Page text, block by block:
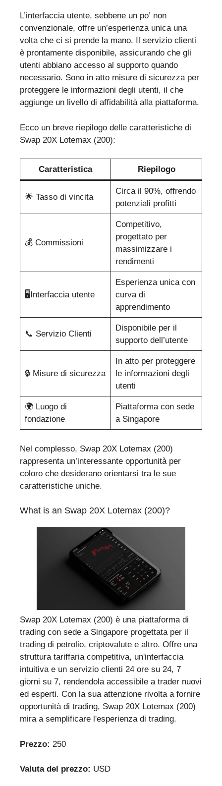
L’interfaccia utente, sebbene un po’ non
convenzionale, offre un’esperienza unica una
volta che ci si prende la mano. Il servizio clienti
è prontamente disponibile, assicurando che gli
utenti abbiano accesso al supporto quando
necessario. Sono in atto misure di sicurezza per
proteggere le informazioni degli utenti, il che
aggiunge un livello di affidabilità alla piattaforma.
Ecco un breve riepilogo delle caratteristiche di
Swap 20X Lotemax (200):
Caratteristica Riepilogo
🌟 Tasso di vincita
Circa il 90%, offrendo
potenziali profitti
💰 Commissioni
Competitivo,
progettato per
massimizzare i
rendimenti
🖥️Interfaccia utente
Esperienza unica con
curva di
apprendimento
📞 Servizio Clienti
Disponibile per il
supporto dell’utente
🔒 Misure di sicurezza
In atto per proteggere
le informazioni degli
utenti
🌍 Luogo di
fondazione
Piattaforma con sede
a Singapore
Nel complesso, Swap 20X Lotemax (200)
rappresenta un’interessante opportunità per
coloro che desiderano orientarsi tra le sue
caratteristiche uniche.
What is an Swap 20X Lotemax (200)?
Swap 20X Lotemax (200) è una piattaforma di
trading con sede a Singapore progettata per il
trading di petrolio, criptovalute e altro. Offre una
struttura tariffaria competitiva, un'interfaccia
intuitiva e un servizio clienti 24 ore su 24, 7
giorni su 7, rendendola accessibile a trader nuovi
ed esperti. Con la sua attenzione rivolta a fornire
opportunità di trading, Swap 20X Lotemax (200)
mira a semplificare l'esperienza di trading.
Prezzo: 250
Valuta del prezzo: USD